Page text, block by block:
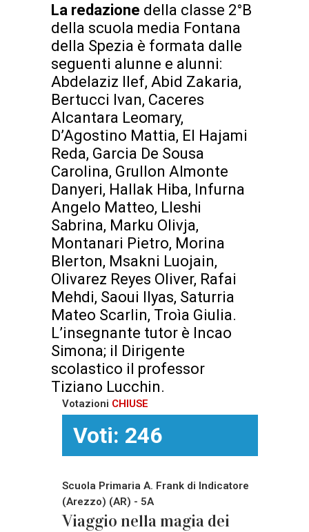
La redazione della classe 2°B
della scuola media Fontana
della Spezia è formata dalle
seguenti alunne e alunni:
Abdelaziz Ilef, Abid Zakaria,
Bertucci Ivan, Caceres
Alcantara Leomary,
D’Agostino Mattia, El Hajami
Reda, Garcia De Sousa
Carolina, Grullon Almonte
Danyeri, Hallak Hiba, Infurna
Angelo Matteo, Lleshi
Sabrina, Marku Olivja,
Montanari Pietro, Morina
Blerton, Msakni Luojain,
Olivarez Reyes Oliver, Rafai
Mehdi, Saoui Ilyas, Saturria
Mateo Scarlin, Troìa Giulia.
L’insegnante tutor è Incao
Simona; il Dirigente
scolastico il professor
Tiziano Lucchin.
Votazioni CHIUSE
Voti: 246
Scuola Primaria A. Frank di Indicatore
(Arezzo) (AR) - 5A
Viaggio nella magia dei